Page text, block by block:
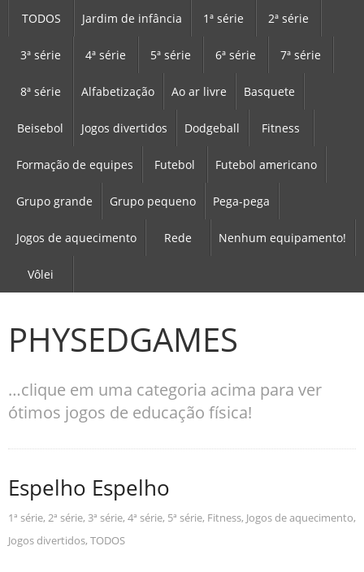
TODOS Jardim de infância 1ª série 2ª série
3ª série 4ª série 5ª série 6ª série 7ª série
8ª série Alfabetização Ao ar livre Basquete
Beisebol Jogos divertidos Dodgeball Fitness
Formação de equipes Futebol Futebol americano
Grupo grande Grupo pequeno Pega-pega
Jogos de aquecimento Rede Nenhum equipamento!
Vôlei
PHYSEDGAMES
…clique em uma categoria acima para ver
ótimos jogos de educação física!
Espelho Espelho
1ª série, 2ª série, 3ª série, 4ª série, 5ª série, Fitness, Jogos de aquecimento,
Jogos divertidos, TODOS